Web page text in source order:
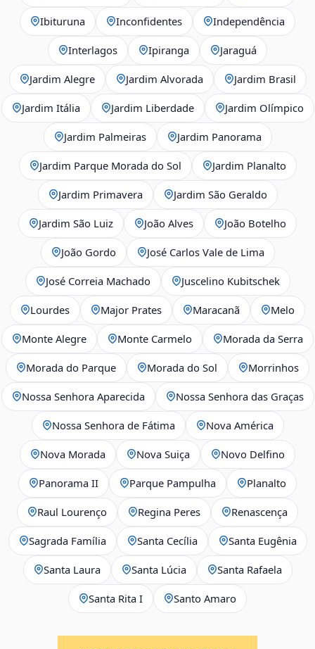
Ibituruna Inconfidentes Independência
Interlagos Ipiranga Jaraguá
Jardim Alegre Jardim Alvorada Jardim Brasil
Jardim Itália Jardim Liberdade Jardim Olímpico
Jardim Palmeiras Jardim Panorama
Jardim Parque Morada do Sol Jardim Planalto
Jardim Primavera Jardim São Geraldo
Jardim São Luiz João Alves João Botelho
João Gordo José Carlos Vale de Lima
José Correia Machado Juscelino Kubitschek
Lourdes Major Prates Maracanã Melo
Monte Alegre Monte Carmelo Morada da Serra
Morada do Parque Morada do Sol Morrinhos
Nossa Senhora Aparecida Nossa Senhora das Graças
Nossa Senhora de Fátima Nova América
Nova Morada Nova Suiça Novo Delfino
Panorama II Parque Pampulha Planalto
Raul Lourenço Regina Peres Renascença
Sagrada Família Santa Cecília Santa Eugênia
Santa Laura Santa Lúcia Santa Rafaela
Santa Rita I Santo Amaro